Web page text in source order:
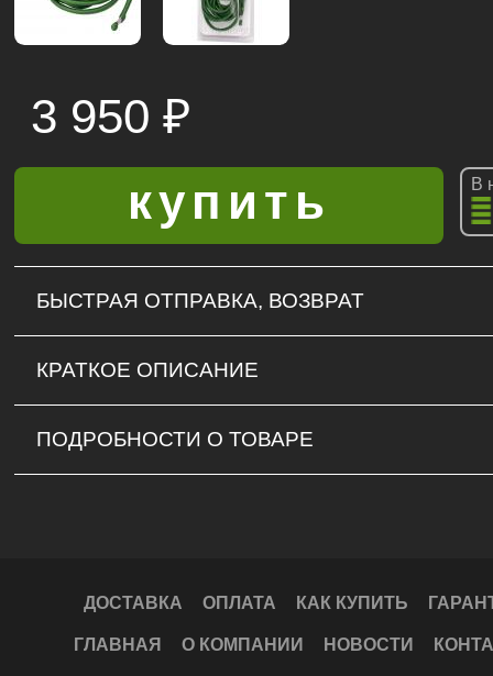
3 950 ₽
В
БЫСТРАЯ ОТПРАВКА, ВОЗВРАТ
КРАТКОЕ ОПИСАНИЕ
ПОДРОБНОСТИ О ТОВАРЕ
ДОСТАВКА ОПЛАТА КАК КУПИТЬ
ГЛАВНАЯ О КОМПАНИИ НОВОСТИ